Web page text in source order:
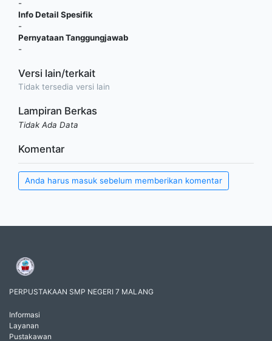
-
Info Detail Spesifik
-
Pernyataan Tanggungjawab
-
Versi lain/terkait
Tidak tersedia versi lain
Lampiran Berkas
Tidak Ada Data
Komentar
Anda harus masuk sebelum memberikan komentar
PERPUSTAKAAN SMP NEGERI 7 MALANG
Informasi
Layanan
Pustakawan